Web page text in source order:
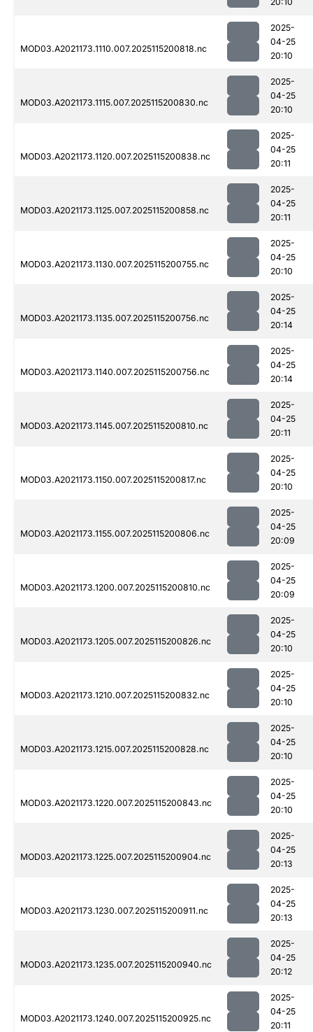
MOD03.A2021173.1110.007.2025115200818.nc
2025-
04-25
20:10
MOD03.A2021173.1115.007.2025115200830.nc
2025-
04-25
20:10
MOD03.A2021173.1120.007.2025115200838.nc
2025-
04-25
20:11
MOD03.A2021173.1125.007.2025115200858.nc
2025-
04-25
20:11
MOD03.A2021173.1130.007.2025115200755.nc
2025-
04-25
20:10
MOD03.A2021173.1135.007.2025115200756.nc
2025-
04-25
20:14
MOD03.A2021173.1140.007.2025115200756.nc
2025-
04-25
20:14
MOD03.A2021173.1145.007.2025115200810.nc
2025-
04-25
20:11
MOD03.A2021173.1150.007.2025115200817.nc
2025-
04-25
20:10
MOD03.A2021173.1155.007.2025115200806.nc
2025-
04-25
20:09
MOD03.A2021173.1200.007.2025115200810.nc
2025-
04-25
20:09
MOD03.A2021173.1205.007.2025115200826.nc
2025-
04-25
20:10
MOD03.A2021173.1210.007.2025115200832.nc
2025-
04-25
20:10
MOD03.A2021173.1215.007.2025115200828.nc
2025-
04-25
20:10
MOD03.A2021173.1220.007.2025115200843.nc
2025-
04-25
20:10
MOD03.A2021173.1225.007.2025115200904.nc
2025-
04-25
20:13
MOD03.A2021173.1230.007.2025115200911.nc
2025-
04-25
20:13
MOD03.A2021173.1235.007.2025115200940.nc
2025-
04-25
20:12
MOD03.A2021173.1240.007.2025115200925.nc
2025-
04-25
20:11